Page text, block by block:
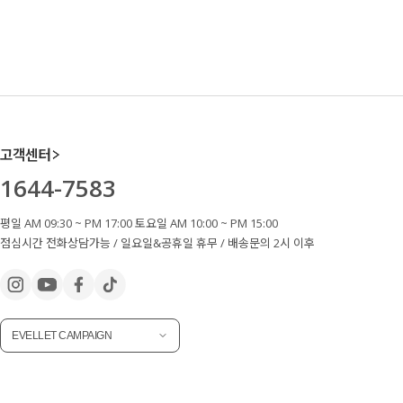
고객센터
1644-7583
평일 AM 09:30 ~ PM 17:00 토요일 AM 10:00 ~ PM 15:00
점심시간 전화상담가능 / 일요일&공휴일 휴무 / 배송문의 2시 이후
EVELLET CAMPAIGN